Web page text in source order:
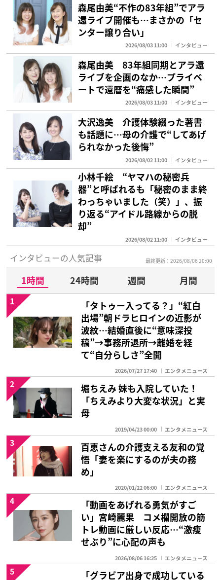
森尾由美“不作の83年組”でアラ
還ライブ開催も…まさかの「セ
ンター譲り合い」
2026/08/03 11:00 インタビュー
森尾由美 83年組同期とアラ還
ライブを企画のなか…プライベ
ートで還暦を“痛感した瞬間”
2026/08/03 11:00 インタビュー
大沢逸美 介護体験綴った著書
も話題に…母の介護で“してあげ
られなかった後悔”
2026/08/02 11:00 インタビュー
小林千絵 “ヤマハの秘密兵
器”と呼ばれるも「秘密のまま終
わっちゃいました（笑）」、振
り返る“アイドル路線からの脱
却”
2026/08/02 11:00 インタビュー
インタビューの人気記事 最終更新：2026/08/06 20:00
1時間 24時間 週間
月間
「タトゥー入ってる？」“紅白
出場”朝ドラヒロインの近影が
波紋…結婚直後に“意味深投
稿”→事務所退所→離婚を経
て“自分らしさ”全開
2026/07/27 17:40 エンタメニュース
1
堀ちえみ 妹も入院していた！
「ちえみより大変な状況」と実
母
2019/04/23 00:00 エンタメニュース
2
百恵さんの介護支える友和の覚
悟「妻を楽にするのが夫の務
め」
2020/01/22 06:00 エンタメニュース
3
「動画をあげれる勇気がすご
い」宮崎麗果 コメ欄開放の筋
トレ動画に厳しい反応…“激痩
せぶり”に心配の声も
2026/08/06 16:25 エンタメニュース
4
「グラビア出身で成功している
5